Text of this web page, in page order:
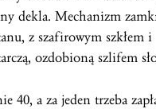
dekla. Mechanizm
z szafirowym szkłem i
ozdobioną szlifem
40, a za jeden trzeba